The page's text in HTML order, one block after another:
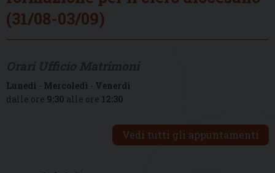
(31/08-03/09)
Lunedì - Mercoledì - Venerdì
dalle ore 9:30 alle ore 12:30
Vedi tutti gli appuntamenti